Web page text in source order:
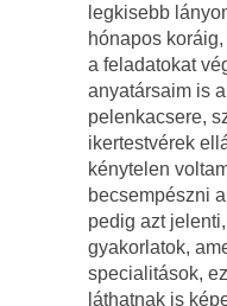
legkisebb
hónapos
a feladatokat
anyatársaim is a
pelenkacsere,
ikertestvérek
kénytelen
becsempészni
pedig azt
gyakorlatok,
specialitások,
láthatnak is